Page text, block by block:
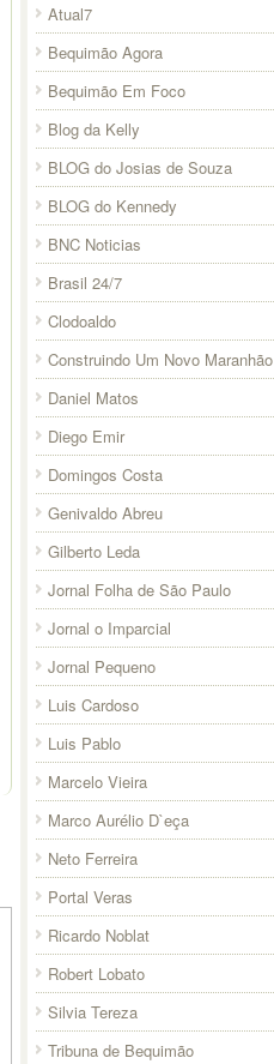
Atual7
Bequimão Agora
Bequimão Em Foco
Blog da Kelly
BLOG do Josias de Souza
BLOG do Kennedy
BNC Noticias
Brasil 24/7
Clodoaldo
Construindo Um Novo Maranhão
Daniel Matos
Diego Emir
Domingos Costa
Genivaldo Abreu
Gilberto Leda
Jornal Folha de São Paulo
Jornal o Imparcial
Jornal Pequeno
Luis Cardoso
Luis Pablo
Marcelo Vieira
Marco Aurélio D`eça
Neto Ferreira
Portal Veras
Ricardo Noblat
Robert Lobato
Silvia Tereza
Tribuna de Bequimão